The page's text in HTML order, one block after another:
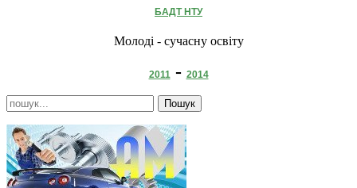
БАДТ НТУ
Молоді - сучасну освіту
2011- 2014